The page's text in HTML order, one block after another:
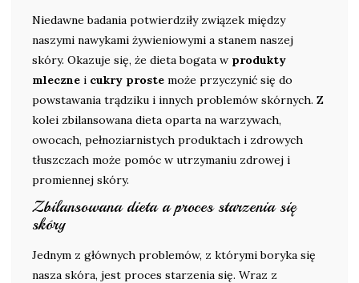
Niedawne badania potwierdziły związek między
naszymi nawykami żywieniowymi a stanem naszej
skóry. Okazuje się, że dieta bogata w produkty
mleczne i cukry proste może przyczynić się do
powstawania trądziku i innych problemów skórnych. Z
kolei zbilansowana dieta oparta na warzywach,
owocach, pełnoziarnistych produktach i zdrowych
tłuszczach może pomóc w utrzymaniu zdrowej i
promiennej skóry.
Zbilansowana dieta a proces starzenia się
skóry
Jednym z głównych problemów, z którymi boryka się
nasza skóra, jest proces starzenia się. Wraz z